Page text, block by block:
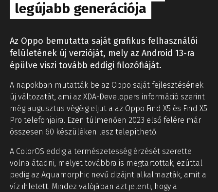
legújabb generációja
Az Oppo bemutatta saját grafikus felhasználói
felületének új verzióját, mely az Android 13-ra
épülve viszi tovább eddigi filozófiáját.
A napokban mutatták be az Oppo saját fejlesztésének
új változatát, ami az XDA-Developers információ szerint
még augusztus végéig eljut a az Oppo Find X5 és Find X5
Pro telefonjaira. Ezen túlmenően 2023 első felére már
összesen 60 készüléken lesz telepíthető.
A ColorOS eddig a természetesség érzését szerette
volna átadni, melyet továbbra is megtartottak, ezúttal
pedig az Aquamorphic nevű dizájnt alkalmazták, amit a
víz ihletett. Mindez valójában azt jelenti, hogy a